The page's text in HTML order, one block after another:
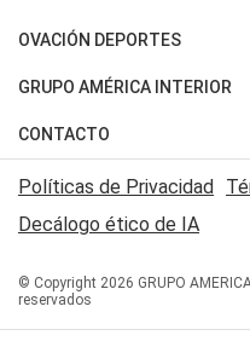
Política
Judiciales
Economia
Horóscopo
Motores
Trucos caseros
Series y Películas
Edictos y Solicitadas
OVACIÓN DEPORTES
Fútbol
Mundial
Automovilismo
Rugby
Básquet
GRUPO AMÉRICA INTERIOR
Canal 7 en Vivo
San Juan 8
CONTACTO
Acerca de Nosotros
Contactanos
Políticas de Privacidad
Decálogo ético de IA
© Copyright 2026 GRUPO
reservados